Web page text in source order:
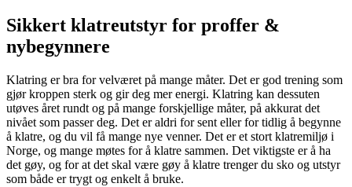
Sikkert klatreutstyr for proffer &
nybegynnere
Klatring er bra for velværet på mange måter. Det er god trening som
gjør kroppen sterk og gir deg mer energi. Klatring kan dessuten
utøves året rundt og på mange forskjellige måter, på akkurat det
nivået som passer deg. Det er aldri for sent eller for tidlig å begynne
å klatre, og du vil få mange nye venner. Det er et stort klatremiljø i
Norge, og mange møtes for å klatre sammen. Det viktigste er å ha
det gøy, og for at det skal være gøy å klatre trenger du sko og utstyr
som både er trygt og enkelt å bruke.